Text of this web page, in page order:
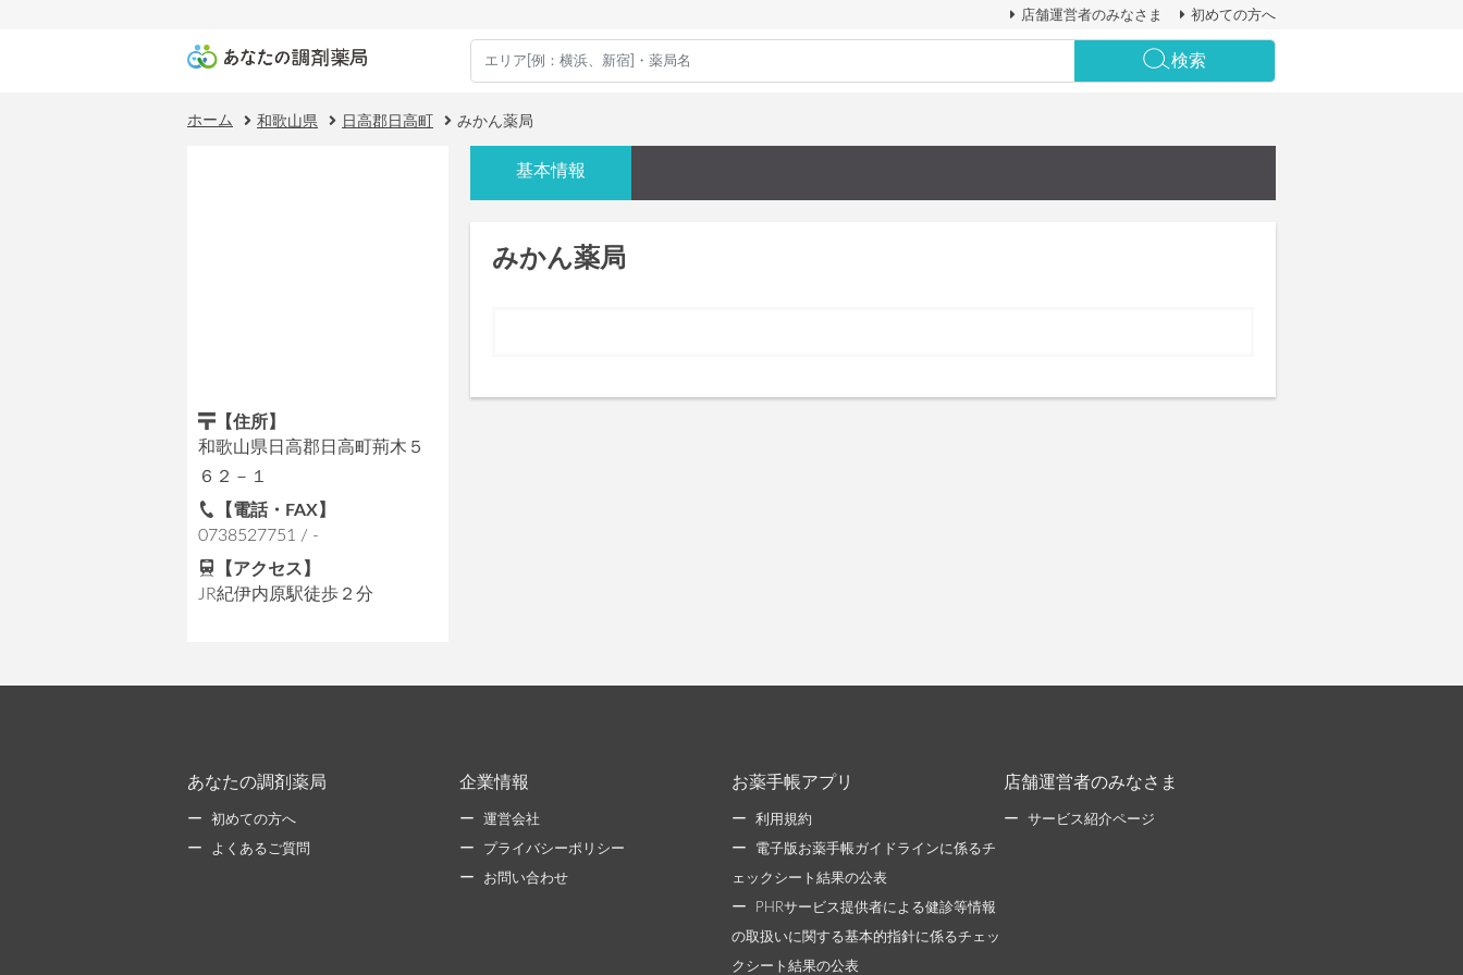
店舗運営者のみなさま 初めての方へ
検索
ホーム 和歌山県 日高郡日高町 みかん薬局
【住所】
和歌山県日高郡日高町荊木５
６２－１
【電話・FAX】
0738527751 / -
【アクセス】
JR紀伊内原駅徒歩２分
基本情報
みかん薬局
あなたの調剤薬局
初めての方へ
よくあるご質問
企業情報
運営会社
プライバシーポリシー
お問い合わせ
お薬手帳アプリ
利用規約
電子版お薬手帳ガイドラインに係るチ
ェックシート結果の公表
PHRサービス提供者による健診等情報
の取扱いに関する基本的指針に係るチェッ
クシート結果の公表
店舗運営者のみなさま
サービス紹介ページ